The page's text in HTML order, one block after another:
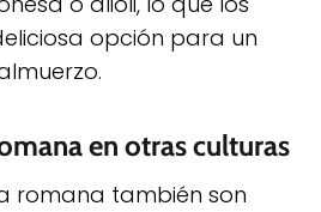
opción para un
en otras culturas
romana también son